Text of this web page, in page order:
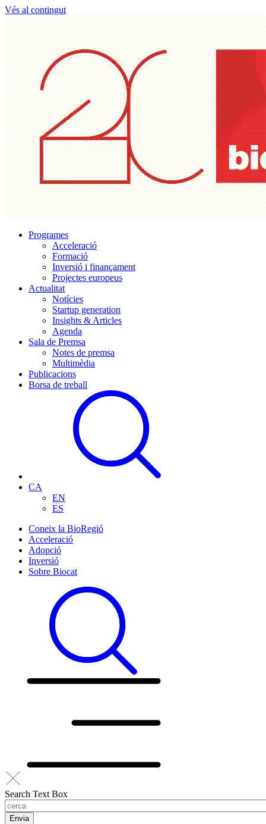
Vés al contingut
Programes
Acceleració
Formació
Inversió i finançament
Projectes europeus
Actualitat
Notícies
Startup generation
Insights & Articles
Agenda
Sala de Premsa
Notes de premsa
Multimèdia
Publicacions
Borsa de treball
CA
EN
ES
Coneix la BioRegió
Acceleració
Adopció
Inversió
Sobre Biocat
Search Text Box